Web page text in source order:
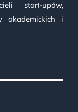
start-upów,
akademickich i